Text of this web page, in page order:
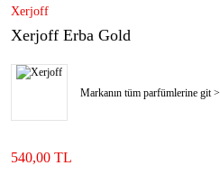
Xerjoff
Xerjoff Erba Gold
Markanın tüm parfümlerine git >
540,00 TL